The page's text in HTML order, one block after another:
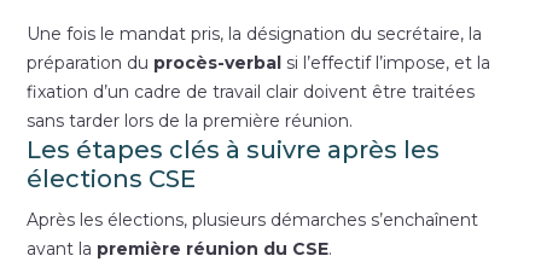
Une fois le mandat pris, la désignation du secrétaire, la
préparation du procès-verbal si l’effectif l’impose, et la
fixation d’un cadre de travail clair doivent être traitées
sans tarder lors de la première réunion.
Les étapes clés à suivre après les
élections CSE
Après les élections, plusieurs démarches s’enchaînent
avant la première réunion du CSE.